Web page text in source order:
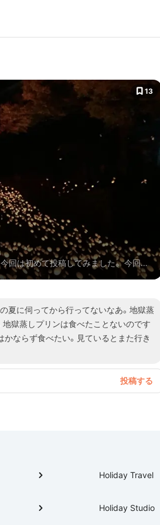
13
回は初めて投稿してみました。 今回の
てきました。このきっかけは竹田竹楽
ているので、ぜひチェックしてくださ
夏に伺ってから行ってないなあ。地獄蒸
地獄蒸しプリンは食べたことないのです
ならず食べたい。見ているとまた行き
Holiday Travel
Holiday Studio